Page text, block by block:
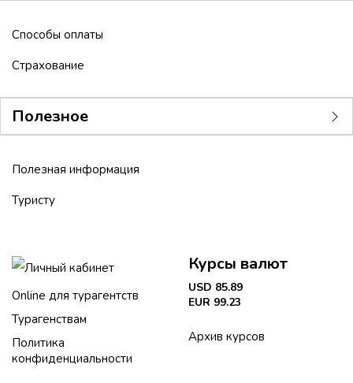
Способы оплаты
Страхование
Полезное
Полезная информация
Туристу
Личный кабинет
Online для турагентств
Турагенствам
Политика
конфиденциальности
Курсы валют
USD 85.89
EUR 99.23
Архив курсов